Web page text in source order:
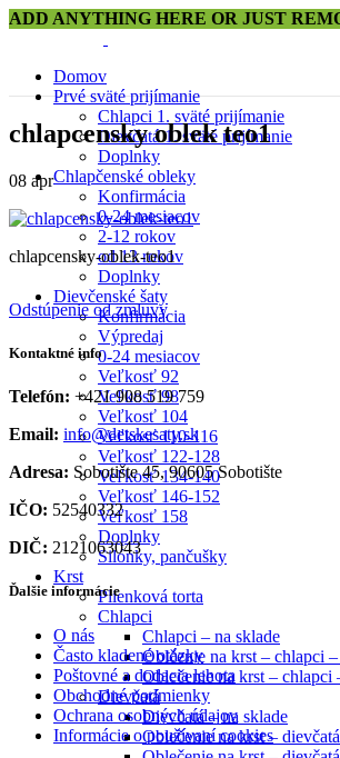
ADD ANYTHING HERE OR JUST
Domov
Prvé sväté prijímanie
Chlapci 1. sväté prijímanie
Dievčatá 1. sväté prijímanie
Doplnky
Chlapčenské obleky
Konfirmácia
0-24 mesiacov
2-12 rokov
od 13 rokov
Doplnky
Dievčenské šaty
Konfirmácia
Výpredaj
0-24 mesiacov
Veľkosť 92
Veľkosť 98
Veľkosť 104
Veľkosť 110-116
Veľkosť 122-128
Veľkosť 134-140
Veľkosť 146-152
Veľkosť 158
Doplnky
Silónky, pančušky
Krst
Plienková torta
Chlapci
Chlapci – na sklade
Oblčenie na krst – chlapci
Oblečenie na krst – chlapci
Dievčatá
Dievčatá – na sklade
Oblečenie na krst –
chlapcensky oblek teo1
08 apr
chlapcensky-oblek-teo1
Odstúpenie od zmluvy
Kontaktné info
Telefón: +421 908 519 759
Email: info@detskesaty.sk
Adresa: Sobotište 45, 90605 Sobotište
IČO: 52540332
DIČ: 2121063043
Ďalšie informácie
O nás
Často kladené otázky
Poštovné a dodacia lehota
Obchodné podmienky
Ochrana osobných údajov
Informácie o používaní cookies